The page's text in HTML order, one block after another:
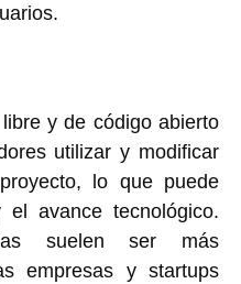
y de código abierto
utilizar y modificar
lo que puede
avance tecnológico.
suelen ser más
empresas y startups